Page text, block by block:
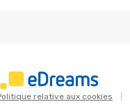
relative aux cookies